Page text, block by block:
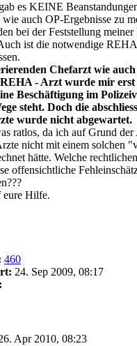
es KEINE
auch OP-Ergebnisse zu
bei der Feststellung
ist die notwendige
Chefarzt wie
- Arzt wurde mir erst
Beschäftigung im
steht. Doch die
wurde nicht abgewartet.
ratlos, da ich auf Grund der
nicht mit einem solchen
hätte. Welche
offensichtliche
eure Hilfe.
460
24. Sep 2009, 08:17
Apr 2010, 08:23